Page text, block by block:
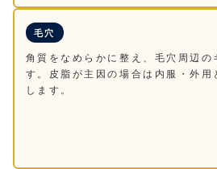
毛穴
角質をなめらかに整え、毛穴周辺の
す。皮脂が主因の場合は内服・外用
します。